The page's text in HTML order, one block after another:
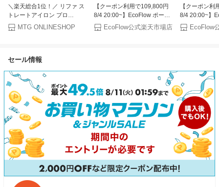
＼楽天総合1位！／ リファ ス
トレートアイロン プロ
STRAIGHT IRON PRO ツヤ髪
海外対応 ヘアアイロン コテ
ヘアケア 誕生日 記念日 湿気
MTG ONLINESHOP
【クーポン利用で109,800円
8/4 20:00~】EcoFlow ポータ
ブル電源 ソーラーパネル セッ
ト DELTA 3 Plus
EcoFlow公式楽天市場店
【クーポン利
8/4 20:00~】
ブル電源 ソー
ト DELTA 3
EcoFlow
セール情報